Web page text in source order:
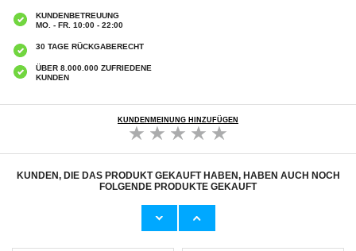
KUNDENBETREUUNG
MO. - FR. 10:00 - 22:00
30 TAGE RÜCKGABERECHT
ÜBER 8.000.000 ZUFRIEDENE
KUNDEN
KUNDENMEINUNG HINZUFÜGEN
KUNDEN, DIE DAS PRODUKT GEKAUFT HABEN, HABEN AUCH NOCH
FOLGENDE PRODUKTE GEKAUFT
iPhone 16 Pro Privat Panzerglas - 9H, 0.3mm
iPhone 16 Pro Hybrid-Hülle mit